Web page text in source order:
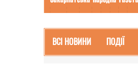
ВСІ НОВИНИ ПОДІЇ